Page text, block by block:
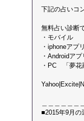
下記の占いコ
無料占い診断
・モバイル　
・iphoneアプ
・Androidア
・PC　「夢花
■2015年9月の